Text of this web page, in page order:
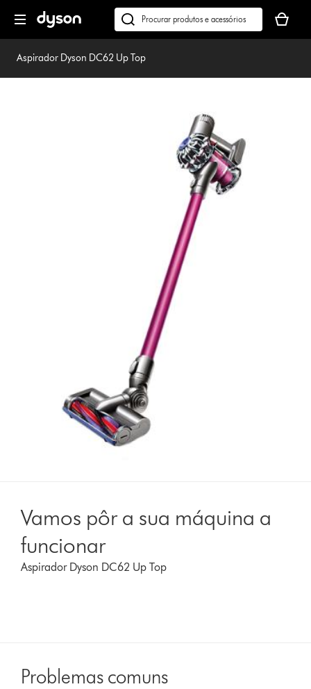
seguinte
Pesquisar
em
dyson.pt
seu
cesto
Aspirador Dyson DC62 Up Top
Vamos pôr a sua máquina a
funcionar
Aspirador Dyson DC62 Up Top
Problemas comuns